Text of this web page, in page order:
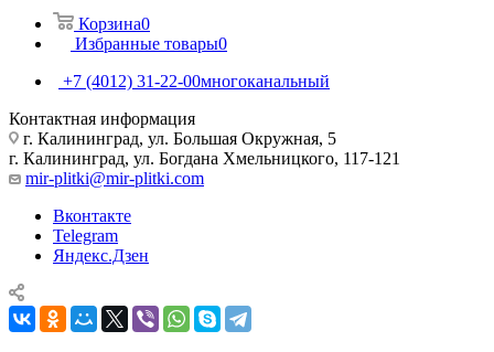
Корзина0
Избранные товары0
+7 (4012) 31-22-00многоканальный
Контактная информация
г. Калининград, ул. Большая Окружная, 5
г. Калининград, ул. Богдана Хмельницкого, 117-121
mir-plitki@mir-plitki.com
Вконтакте
Telegram
Яндекс.Дзен